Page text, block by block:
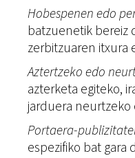
Hobespenen edo
batzuenetik bereiz
zerbitzuaren itxura
Aztertzeko edo
azterketa egiteko,
jarduera
Portaera-
espezifiko bat gara